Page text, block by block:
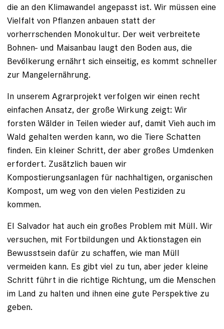
die an den Klimawandel angepasst ist. Wir müssen eine
Vielfalt von Pflanzen anbauen statt der
vorherrschenden Monokultur. Der weit verbreitete
Bohnen- und Maisanbau laugt den Boden aus, die
Bevölkerung ernährt sich einseitig, es kommt schneller
zur Mangelernährung.
In unserem Agrarprojekt verfolgen wir einen recht
einfachen Ansatz, der große Wirkung zeigt: Wir
forsten Wälder in Teilen wieder auf, damit Vieh auch im
Wald gehalten werden kann, wo die Tiere Schatten
finden. Ein kleiner Schritt, der aber großes Umdenken
erfordert. Zusätzlich bauen wir
Kompostierungsanlagen für nachhaltigen, organischen
Kompost, um weg von den vielen Pestiziden zu
kommen.
El Salvador hat auch ein großes Problem mit Müll. Wir
versuchen, mit Fortbildungen und Aktionstagen ein
Bewusstsein dafür zu schaffen, wie man Müll
vermeiden kann. Es gibt viel zu tun, aber jeder kleine
Schritt führt in die richtige Richtung, um die Menschen
im Land zu halten und ihnen eine gute Perspektive zu
geben.